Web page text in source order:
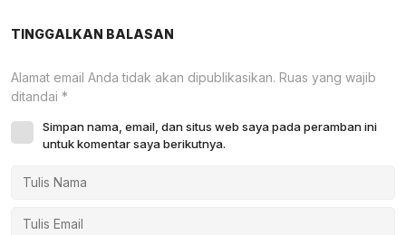
TINGGALKAN BALASAN
Alamat email Anda tidak akan dipublikasikan. Ruas yang wajib
ditandai *
Simpan nama, email, dan situs web saya pada peramban ini
untuk komentar saya berikutnya.